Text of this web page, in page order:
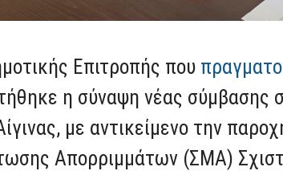
Επιτροπής που
η σύναψη νέας σύμβασης
με αντικείμενο την
Απορριμμάτων (ΣΜΑ)